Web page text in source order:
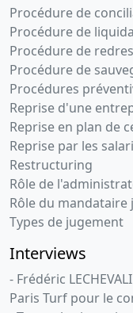
Procédure de
Procédure de
Procédure de
Procédure de
Procédures
Reprise d'une
Reprise en plan de
Reprise par les
Restructuring
Rôle de
Rôle du mandataire
Types de jugement
Interviews
- Frédéric
Paris Turf pour le